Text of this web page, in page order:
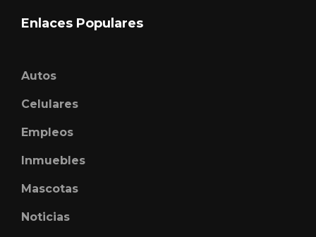
Enlaces Populares
Autos
Celulares
Empleos
Inmuebles
Mascotas
Noticias